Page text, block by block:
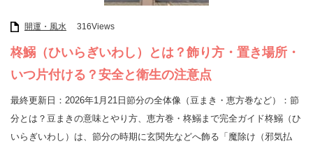
開運・風水 316Views
柊鰯（ひいらぎいわし）とは？飾り方・置き場所・
いつ片付ける？安全と衛生の注意点
最終更新日：2026年1月21日節分の全体像（豆まき・恵方巻など）：節
分とは？豆まきの意味とやり方、恵方巻・柊鰯まで完全ガイド柊鰯（ひ
いらぎいわし）は、節分の時期に玄関先などへ飾る「魔除け（邪気払